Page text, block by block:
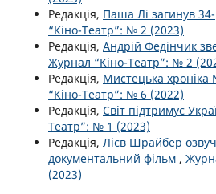
Редакція, Паша Лі загинув
“Кіно-Театр”: № 2 (2023)
Редакція, Андрій Федінчик
Журнал “Кіно-Театр”: № 2
Редакція, Мистецька хроніка
“Кіно-Театр”: № 6 (2022)
Редакція, Світ підтримує
Театр”: № 1 (2023)
Редакція, Лієв Шрайбер
документальний фільм ,
(2023)